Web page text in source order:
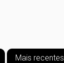
Mais recentes